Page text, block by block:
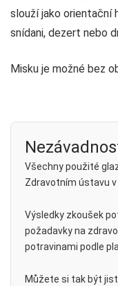
slouží jako orientační
snídani, dezert nebo
Misku je možné bez
Všechny použité
Zdravotním ústavu v
Výsledky zkoušek
požadavky na
potravinami podle
Můžete si tak být